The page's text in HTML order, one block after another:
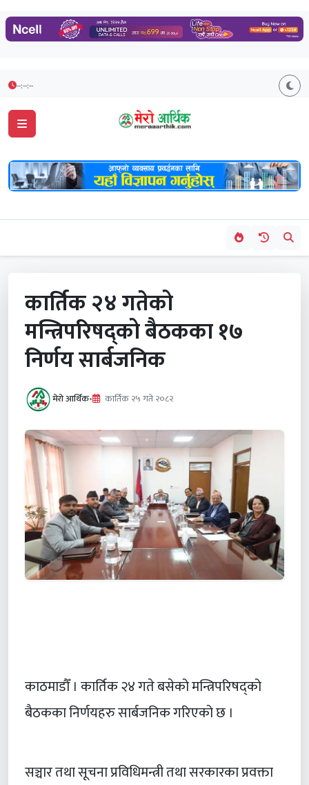
--:--:--
कार्तिक २४ गतेको
मन्त्रिपरिषद्को बैठकका १७
निर्णय सार्बजनिक
मेरो आर्थिक• कार्तिक २५ गते २०८२
काठमाडौँ । कार्तिक २४ गते बसेको मन्त्रिपरिषद्को
बैठकका निर्णयहरु सार्बजनिक गरिएको छ ।
सञ्चार तथा सूचना प्रविधिमन्त्री तथा सरकारका प्रवक्ता